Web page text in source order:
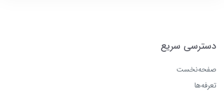
دسترسی سریع
صفحه‌نخست
تعرفه‌ها